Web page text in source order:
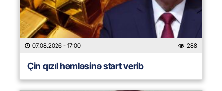
07.08.2026 - 17:00 288
Çin qızıl həmləsinə start verib